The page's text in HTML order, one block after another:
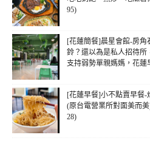
95)
[花蓮簡餐]晨星會館-房角
鈴？還以為是私人招待
支持弱勢單親媽媽，花蓮
[花蓮早餐]小不點賣早餐-
(原台電營業所對面美而
28)